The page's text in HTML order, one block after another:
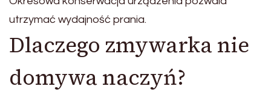
utrzymać wydajność prania.
Dlaczego zmywarka nie
domywa naczyń?